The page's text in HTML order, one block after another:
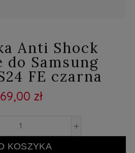
Anti Shock
do Samsung
FE czarna
69,00 zł
+
KOSZYKA